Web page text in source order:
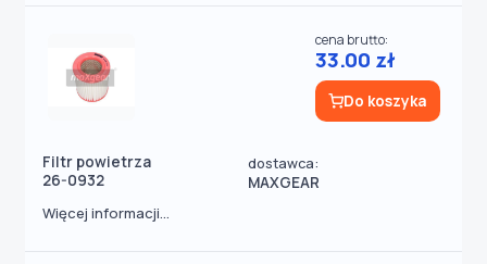
Filtr powietrza
26-0932
dostawca:
MAXGEAR
cena brutto:
33.00 zł
Do koszyka
Więcej informacji...